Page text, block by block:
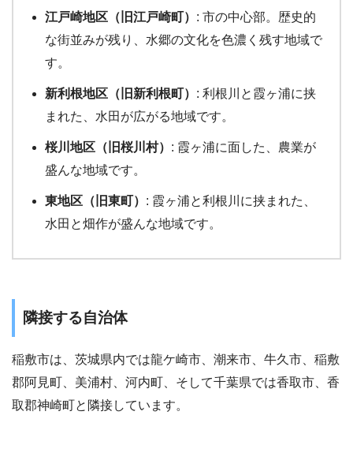
江戸崎地区（旧江戸崎町） : 市の中心部。歴史的
な街並みが残り、水郷の文化を色濃く残す地域で
す。
新利根地区（旧新利根町） : 利根川と霞ヶ浦に挟
まれた、水田が広がる地域です。
桜川地区（旧桜川村） : 霞ヶ浦に面した、農業が
盛んな地域です。
東地区（旧東町） : 霞ヶ浦と利根川に挟まれた、
水田と畑作が盛んな地域です。
隣接する自治体
稲敷市は、茨城県内では龍ケ崎市、潮来市、牛久市、稲敷
郡阿見町、美浦村、河内町、そして千葉県では香取市、香
取郡神崎町と隣接しています。